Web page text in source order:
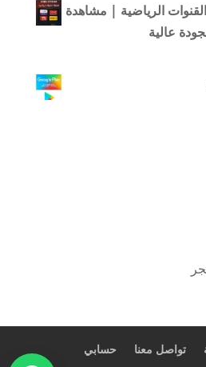
الرياضية | مشاهدة
عالية
تواصل معنا
حسابي